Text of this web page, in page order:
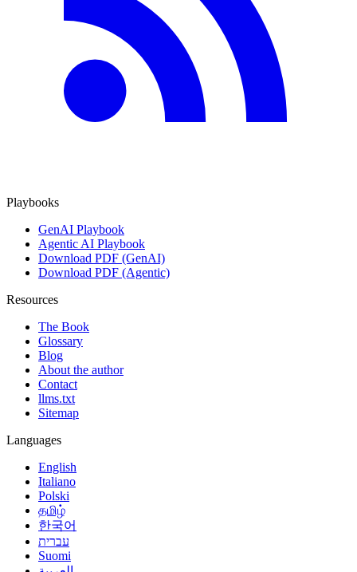
Playbooks
GenAI Playbook
Agentic AI Playbook
Download PDF (GenAI)
Download PDF (Agentic)
Resources
The Book
Glossary
Blog
About the author
Contact
llms.txt
Sitemap
Languages
English
Italiano
Polski
தமிழ்
한국어
עברית
Suomi